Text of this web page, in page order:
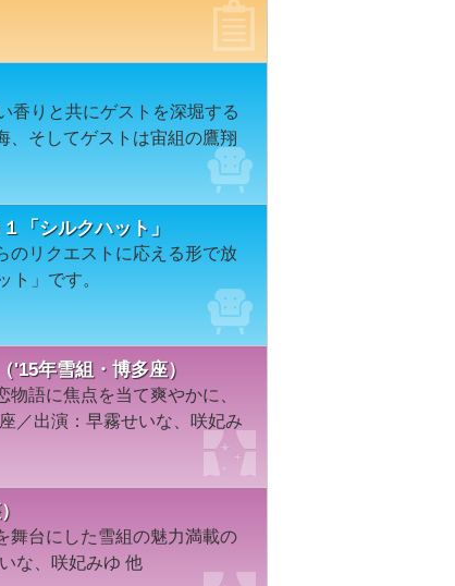
香りと共にゲストを深堀する
、そしてゲストは宙組の鷹翔
「シルクハット」
のリクエストに応える形で放
ト」です。
'15年雪組・博多座）
語に焦点を当て爽やかに、
／出演：早霧せいな、咲妃み
舞台にした雪組の魅力満載の
な、咲妃みゆ 他